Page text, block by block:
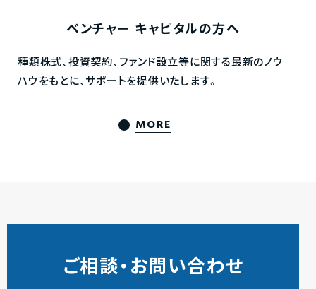
ベンチャー キャピタルの方へ
種類株式、投資契約、ファンド設立等に関する最新のノウ
ハウをもとに、サポートを提供いたします。
MORE
ご相談・お問い合わせ